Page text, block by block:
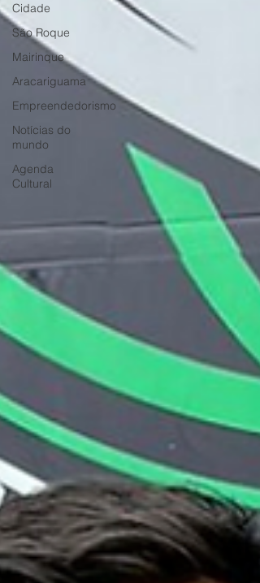
Cidade
São Roque
Mairinque
Aracariguama
Empreendedorismo
Notícias do
mundo
Agenda
Cultural